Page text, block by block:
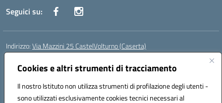
Cookies e altri strumenti di tracciamento
Il nostro Istituto non utilizza strumenti di profilazione degli utenti -
sono utilizzati esclusivamente cookies tecnici necessari al
Seguici su:
Indirizzo:Via Mazzini 25 CastelVolturno (Caserta)
Centralino:
Posta elettronica certificata (PEC):ceis014005@pec.istruzione.it
Codice fiscale: 93063510619
Codice meccanografico:CEIS014005